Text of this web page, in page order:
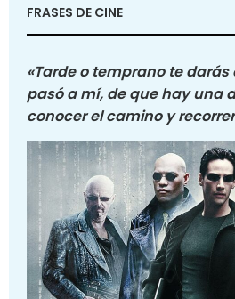
FRASES DE CINE
«Tarde o temprano te
pasó a mí, de que hay una
conocer el camino y